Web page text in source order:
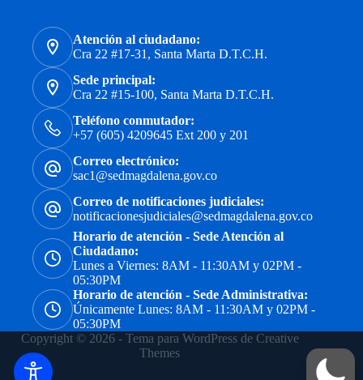
Atención al ciudadano:
Cra 22 #17-31, Santa Marta D.T.C.H.
Sede principal:
Cra 22 #15-100, Santa Marta D.T.C.H.
Teléfono conmutador:
+57 (605) 4209645 Ext 200 y 201
Correo electrónico:
sac1@sedmagdalena.gov.co
Correo de notificaciones judiciales:
notificacionesjudiciales@sedmagdalena.gov.co
Horario de atención - Sede Atención al
Ciudadano:
Lunes a Viernes: 8AM - 11:30AM y 02PM -
05:30PM
Horario de atención - Sede Administrativa:
Únicamente Lunes: 8AM - 11:30AM y 02PM -
05:30PM
Copyright © 2026 - Tema para WordPress de Creative
Themes